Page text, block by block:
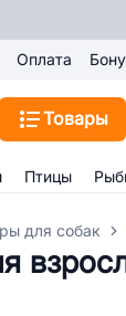
Оплата
Товары
Птицы
для собак